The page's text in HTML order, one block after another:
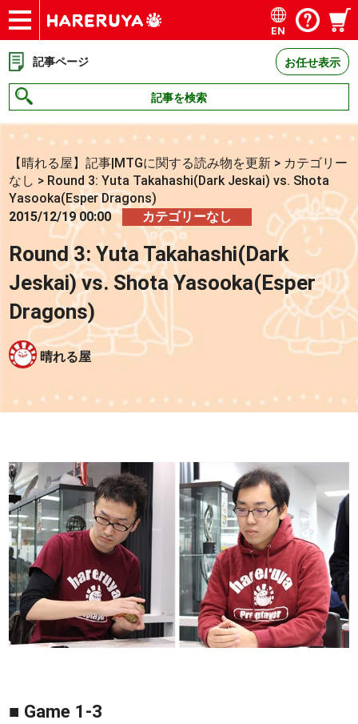
ショップ
買取
記事
デッキ検索
デッキ構築
選手一覧
店舗一覧
イベント
お問い合わせ
EN
記事ページ お任せ表示
記事を検索
【晴れる屋】記事|MTGに関する読み物を更新 > カテゴリー
なし > Round 3: Yuta Takahashi(Dark Jeskai) vs. Shota
Yasooka(Esper Dragons)
2015/12/19 00:00
カテゴリーなし
Round 3: Yuta Takahashi(Dark
Jeskai) vs. Shota Yasooka(Esper
Dragons)
晴れる屋
■ Game 1-3